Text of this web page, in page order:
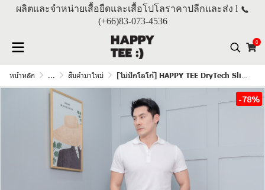
ผลิตและจำหน่ายเสื้อยืดและเสื้อโปโลราคาปลีกและส่ง l
(+66)83-073-4536
0
หน้าหลัก ... สินค้ามาใหม่ [ไม่ปักโลโก้] HAPPY TEE DryTech Slim Fit Polo For Him "สีขาว"
-78%